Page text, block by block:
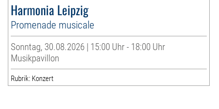
Harmonia Leipzig
Promenade musicale
Sonntag, 30.08.2026 | 15:00 Uhr - 18:00 Uhr
Musikpavillon
Rubrik: Konzert